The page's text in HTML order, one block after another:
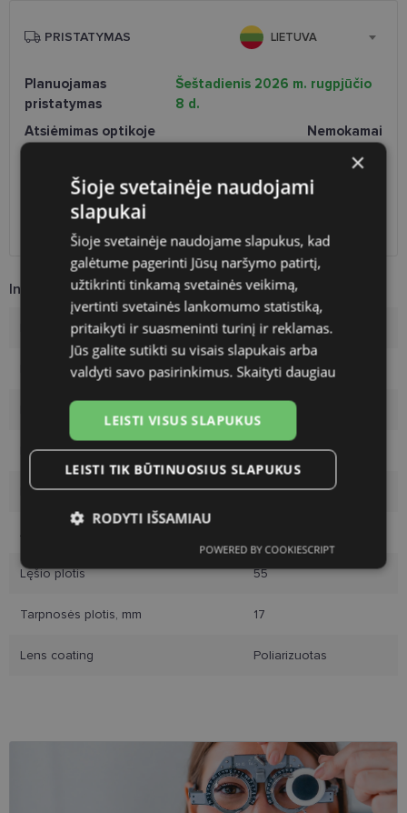
Informacija apie prekę
Prekės ženklas POLAROID
Rėmelio dydis 55-17
Rėmelio dydis
Rėmo spalva black
Rėmelio medžiaga Plastmasinis
Auditorija
Lęšio plotis 55
Tarpnosės plotis, mm 17
Lens coating Poliarizuotas
PRISTATYMAS LIETUVA
Planuojamas
pristatymas
Šeštadienis 2026 m. rugpjūčio
8 d.
Atsiėmimas optikoje
Nemokamai
Nemokamai
DPD paštomatai
Nemokamai
Omniva paštomatai
DPD kurjeris
Nemokamai
×
Šioje svetainėje naudojami
slapukai
Šioje svetainėje naudojame slapukus, kad
galėtume pagerinti Jūsų naršymo patirtį,
užtikrinti tinkamą svetainės veikimą,
įvertinti svetainės lankomumo statistiką,
pritaikyti ir suasmeninti turinį ir reklamas.
Jūs galite sutikti su visais slapukais arba
valdyti savo pasirinkimus. Skaityti daugiau
LEISTI VISUS SLAPUKUS
LEISTI TIK BŪTINUOSIUS SLAPUKUS
RODYTI IŠSAMIAU
slapukai
Statistikos
slapukai
Rinkodaros
slapukai
Statistikos slapukai
Rinkodaros slapukai
Funkciniai slapukai
POWERED BY COOKIESCRIPT